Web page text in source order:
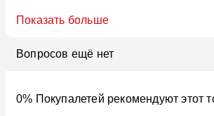
Показать больше
Вопросов ещё нет
0% Покупалетей рекомендуют этот